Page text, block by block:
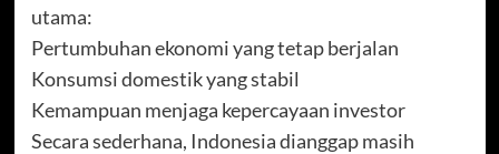
utama:
Pertumbuhan ekonomi yang tetap berjalan
Konsumsi domestik yang stabil
Kemampuan menjaga kepercayaan investor
Secara sederhana, Indonesia dianggap masih